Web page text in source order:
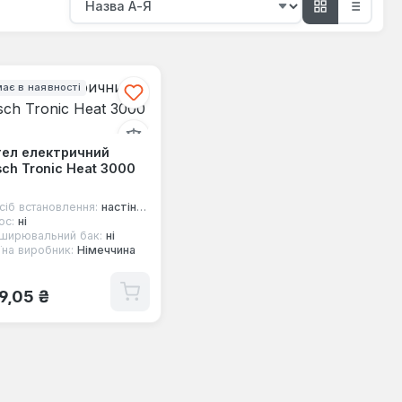
в наявності
електричний
Tronic Heat 3000
встановлення: настінний
ні
бак: ні
виробник: Німеччина
ціна:
₴